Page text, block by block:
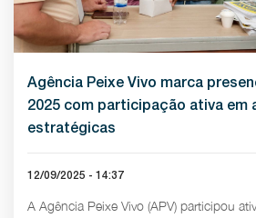
Agência Peixe Vivo marca
2025 com participação ativa em
estratégicas
12/09/2025 - 14:37
A Agência Peixe Vivo (APV) participou